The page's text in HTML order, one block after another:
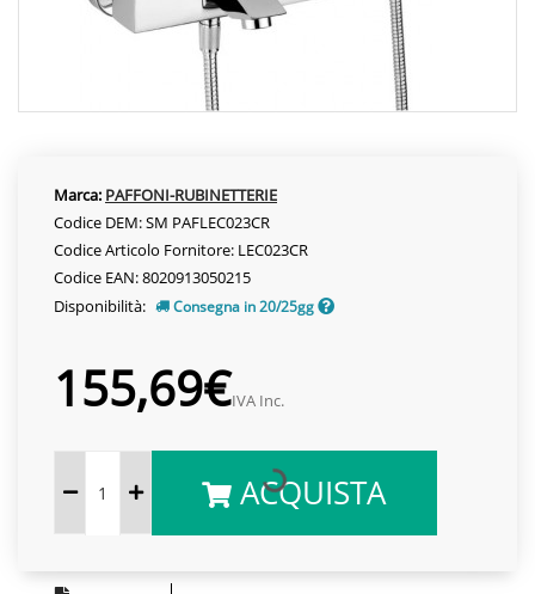
Marca: PAFFONI-RUBINETTERIE
Codice DEM: SM PAFLEC023CR
Codice Articolo Fornitore: LEC023CR
Codice EAN: 8020913050215
Disponibilità:
Consegna in 20/25gg
155,69€IVA Inc.
ACQUISTA